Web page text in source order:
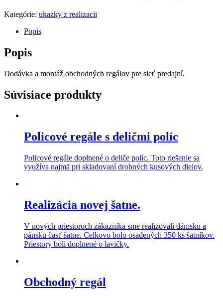
Kategórie: ukazky z realizacii
Popis
Popis
Dodávka a montáž obchodných regálov pre sieť predajní.
Súvisiace produkty
Policové regále s deličmi políc
Policové regále doplnené o deliče políc. Toto riešenie sa
využíva najmä pri skladovaní drobných kusových dielov.
Realizácia novej šatne.
V nových priestoroch zákazníka sme realizovali dámsku a
pánsku časť šatne. Celkovo bolo osadených 350 ks šatníkov.
Priestory boli doplnené o lavičky.
Obchodný regál